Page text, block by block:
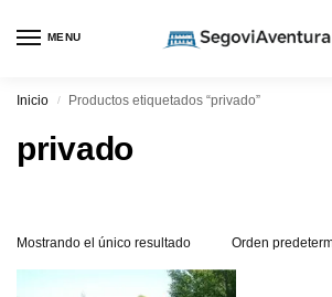
MENU
Inicio / Productos etiquetados “privado”
privado
Mostrando el único resultado